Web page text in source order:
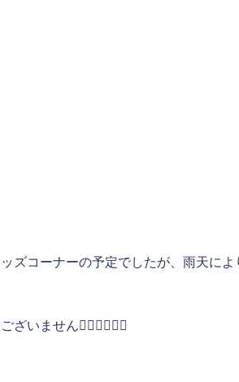
ズコーナーの予定でしたが、雨天に
いません🙇‍♀️🙇‍♀️🙇‍♀️